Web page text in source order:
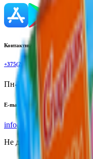
Контактный телефон
+375(29)6875999
Пн-Пт: 8:00 - 17:00
E-mail
info@yoda.by
Не для электронных